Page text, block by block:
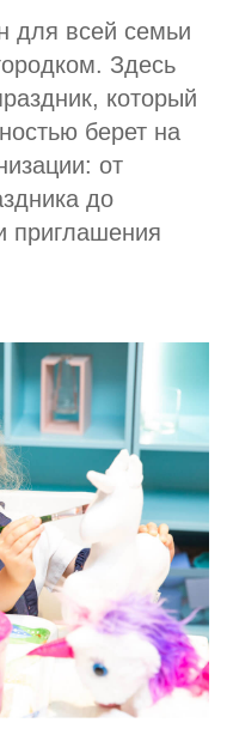
для всей семьи
Здесь
который
берет на
от
до
приглашения